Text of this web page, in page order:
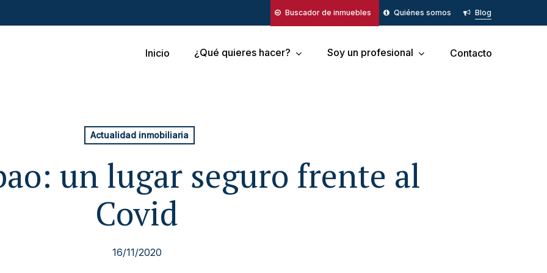
Buscador de inmuebles Quiénes somos Blog
Inicio ¿Qué quieres hacer? Soy un profesional Contacto
Actualidad inmobiliaria
un lugar seguro frente al
Covid
16/11/2020